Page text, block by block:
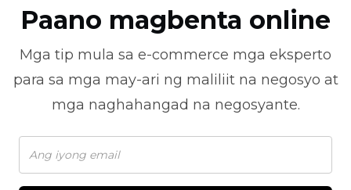
Paano magbenta online
Mga tip mula sa e-commerce mga eksperto
para sa mga may-ari ng maliliit na negosyo at
mga naghahangad na negosyante.